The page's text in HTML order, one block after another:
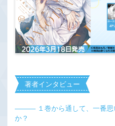
著者インタビュー
――― １巻から通して、一番思
か？